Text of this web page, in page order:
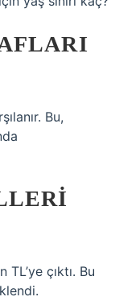
Bu,
çıktı. Bu